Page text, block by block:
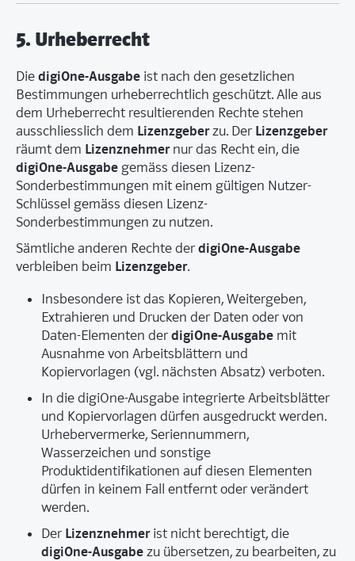
5. Urheberrecht
DiedigiOne-Ausgabe ist nach den gesetzlichen
Bestimmungen urheberrechtlich geschützt. Alle aus
dem Urheberrecht resultierenden Rechte stehen
ausschliesslich dem Lizenzgeberzu. Der Lizenzgeber
räumt dem Lizenznehmernur das Recht ein, die
digiOne-Ausgabe gemäss diesen Lizenz-
Sonderbestimmungen mit einem gültigen Nutzer-
Schlüssel gemäss diesen Lizenz-
Sonderbestimmungen zu nutzen.
Sämtliche anderen Rechte derdigiOne-Ausgabe
verbleiben beim Lizenzgeber.
Insbesondere ist das Kopieren, Weitergeben,
Extrahieren und Drucken der Daten oder von
Daten-Elementen derdigiOne-Ausgabe mit
Ausnahme von Arbeitsblättern und
Kopiervorlagen (vgl. nächsten Absatz) verboten.
In die digiOne-Ausgabe integrierte Arbeitsblätter
und Kopiervorlagen dürfen ausgedruckt werden.
Urhebervermerke, Seriennummern,
Wasserzeichen und sonstige
Produktidentifikationen auf diesen Elementen
dürfen in keinem Fall entfernt oder verändert
werden.
Der Lizenznehmerist nicht berechtigt, die
digiOne-Ausgabezu übersetzen, zu bearbeiten, zu